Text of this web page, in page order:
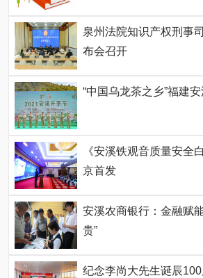
泉州法院知识产权刑事
布会召开
“中国乌龙茶之乡”福建
《安溪铁观音质量安全
京首发
安溪农商银行：金融赋
贵”
纪念李尚大先生诞辰